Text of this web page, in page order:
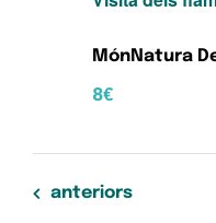
MónNatura
8€
Esdeveniments
anteriors